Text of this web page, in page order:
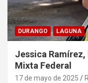
DURANGO LAGUNA
Jessica
Mixta Federal
17 de mayo de 2025